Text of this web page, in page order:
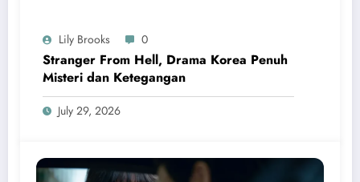
Lily Brooks 0
Stranger From Hell, Drama Korea Penuh
Misteri dan Ketegangan
July 29, 2026